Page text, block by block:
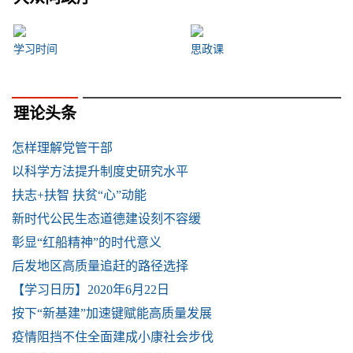
学习时间 思政课
理论头条
怎样理解党管干部
以科学方法提升制度史研究水平
扶志+扶智 扶贫“心”动能
新时代公民生态道德建设刻不容缓
彰显“红船精神”的时代意义
后发地区高质量追赶的路径选择
【学习日历】2020年6月22日
按下“新基建”加速键赋能高质量发展
疫情阻挡不住全面建成小康社会步伐